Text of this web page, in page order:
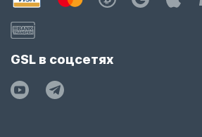
GSL в соцсетях